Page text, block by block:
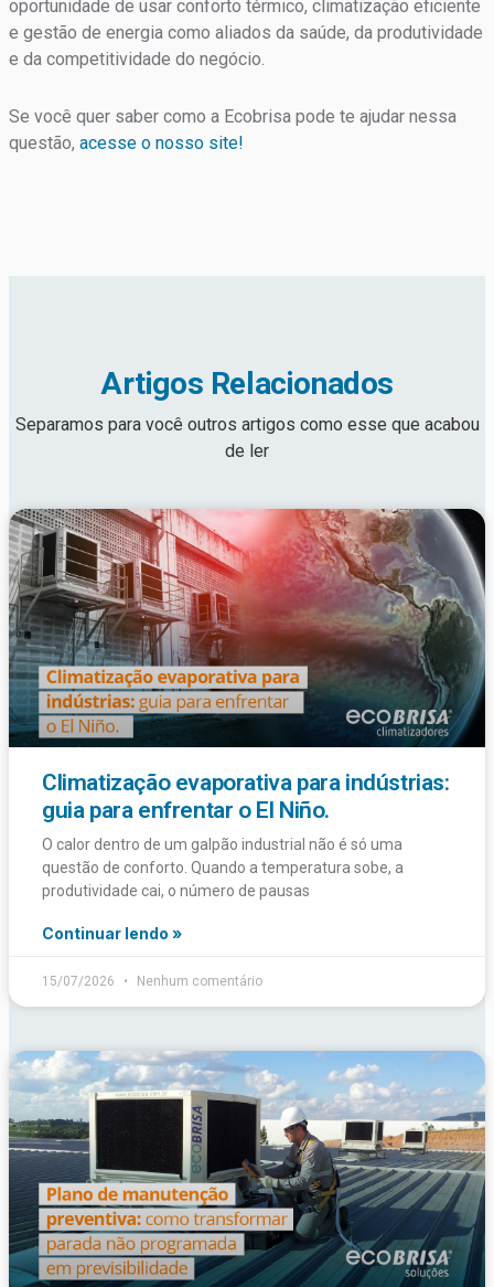
oportunidade de usar conforto térmico, climatização eficiente
e gestão de energia como aliados da saúde, da produtividade
e da competitividade do negócio.
Se você quer saber como a Ecobrisa pode te ajudar nessa
questão, acesse o nosso site!
Artigos Relacionados
Separamos para você outros artigos como esse que acabou
de ler
Climatização evaporativa para indústrias:
guia para enfrentar o El Niño.
O calor dentro de um galpão industrial não é só uma
questão de conforto. Quando a temperatura sobe, a
produtividade cai, o número de pausas
Continuar lendo »
15/07/2026 Nenhum comentário